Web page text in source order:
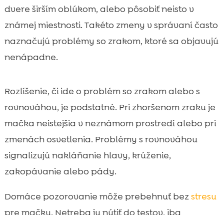
dvere širším oblúkom, alebo pôsobiť neisto v
známej miestnosti. Takéto zmeny v správaní často
naznačujú problémy so zrakom, ktoré sa objavujú
nenápadne.
Rozlíšenie, či ide o problém so zrakom alebo s
rovnováhou, je podstatné. Pri zhoršenom zraku je
mačka neistejšia v neznámom prostredí alebo pri
zmenách osvetlenia. Problémy s rovnováhou
signalizujú nakláňanie hlavy, krúženie,
zakopávanie alebo pády.
Domáce pozorovanie môže prebehnuť bezstresu